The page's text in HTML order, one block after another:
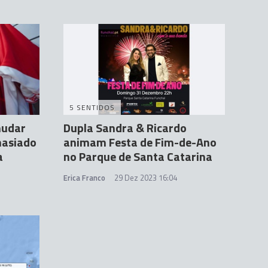
5 SENTIDOS
Dupla Sandra & Ricardo
animam Festa de Fim-de-Ano
no Parque de Santa Catarina
Erica Franco 29 Dez 2023 16:04